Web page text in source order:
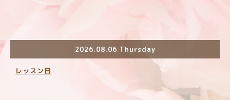
2026.08.06 Thursday
レッスン日